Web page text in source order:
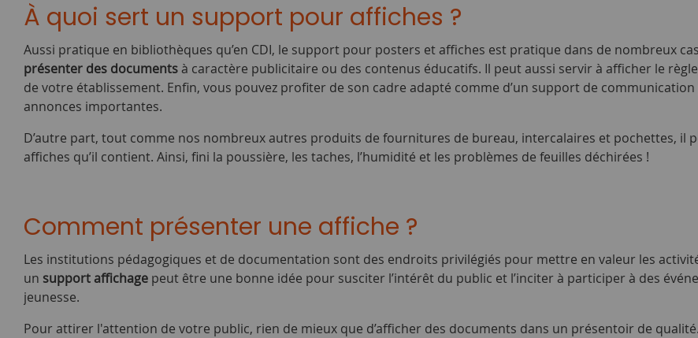
À quoi sert un support pour affiches ?
Aussi pratique en bibliothèques qu’en CDI, le support pour posters et affiches est pratique dans de nombreux
présenter des documentsà caractère publicitaire ou des contenus éducatifs. Il peut aussi servir à afficher le
de votre établissement. Enfin, vous pouvez profiter de son cadre adapté comme d’un support de
annonces importantes.
D’autre part, tout comme nos nombreux autres produits de fournitures de bureau, intercalaires et pochettes, il
affiches qu’il contient. Ainsi, fini la poussière, les taches, l’humidité et les problèmes de feuilles déchirées !
Comment présenter une affiche ?
Les institutions pédagogiques et de documentation sont des endroits privilégiés pour mettre en valeur les
un support affichage peut être une bonne idée pour susciter l’intérêt du public et l’inciter à participer à des
jeunesse.
Pour attirer l'attention de votre public, rien de mieux que d’afficher des documents dans un présentoir de